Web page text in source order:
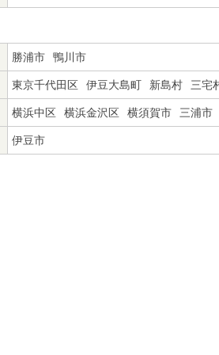
勝浦市 鴨川市
東京千代田区 伊豆大島町 新島村 三宅
横浜中区 横浜金沢区 横須賀市 三浦市
伊豆市